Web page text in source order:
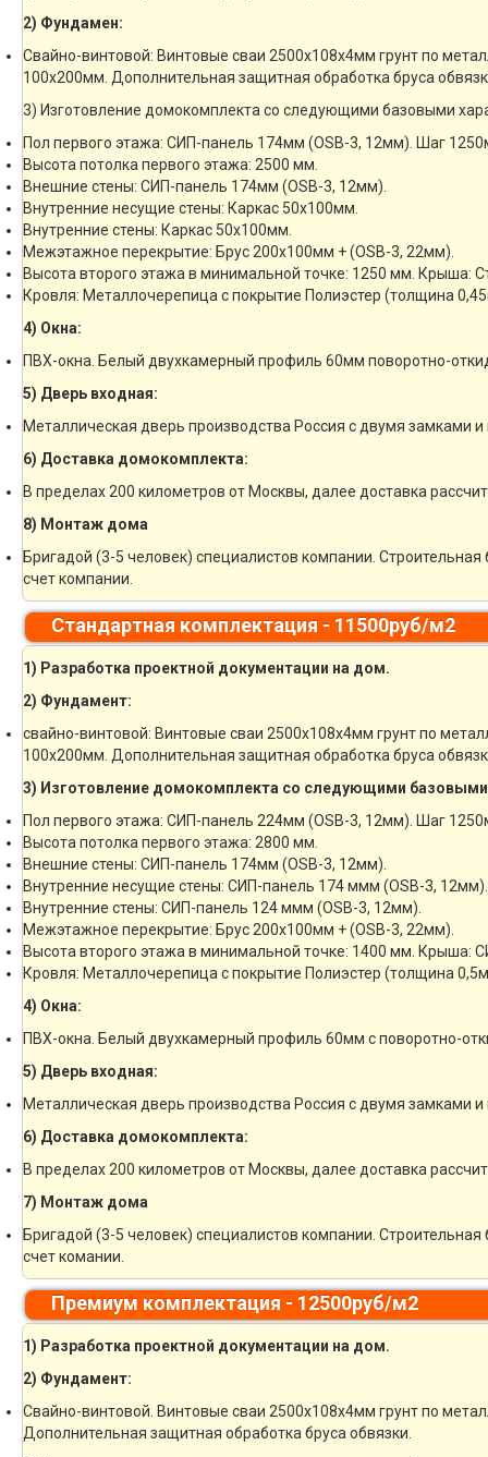
2) Фундамен:
Свайно-винтовой: Винтовые сваи 2500х108х4мм грунт по
100х200мм. Дополнительная защитная обработка бруса
3) Изготовление домокомплекта со следующими базовыми
Пол первого этажа: СИП-панель 174мм (OSB-3, 12мм). Шаг
Высота потолка первого этажа: 2500 мм.
Внешние стены: СИП-панель 174мм (OSB-3, 12мм).
Внутренние несущие стены: Каркас 50х100мм.
Внутренние стены: Каркас 50х100мм.
Межэтажное перекрытие: Брус 200х100мм + (OSB-3, 22мм).
Высота второго этажа в минимальной точке: 1250 мм. Крыша:
Кровля: Металлочерепица с покрытие Полиэстер (толщина
4) Окна:
ПВХ-окна. Белый двухкамерный профиль 60мм поворотно-
5) Дверь входная:
Металлическая дверь производства Россия с двумя замками и
6) Доставка домокомплекта:
В пределах 200 километров от Москвы, далее доставка
8) Монтаж дома
Бригадой (3-5 человек) специалистов компании.
счет компании.
Стандартная комплектация - 11500руб/м2
1) Разработка проектной документации на дом.
2) Фундамент:
свайно-винтовой: Винтовые сваи 2500х108х4мм грунт по
100х200мм. Дополнительная защитная обработка бруса
3) Изготовление домокомплекта со следующими базовыми
Пол первого этажа: СИП-панель 224мм (OSB-3, 12мм). Шаг
Высота потолка первого этажа: 2800 мм.
Внешние стены: СИП-панель 174мм (OSB-3, 12мм).
Внутренние несущие стены: СИП-панель 174 ммм (OSB-3, 12мм).
Внутренние стены: СИП-панель 124 ммм (OSB-3, 12мм).
Межэтажное перекрытие: Брус 200х100мм + (OSB-3, 22мм).
Высота второго этажа в минимальной точке: 1400 мм. Крыша:
Кровля: Металлочерепица с покрытие Полиэстер (толщина
4) Окна:
ПВХ-окна. Белый двухкамерный профиль 60мм с поворотно-
5) Дверь входная:
Металлическая дверь производства Россия с двумя замками и
6) Доставка домокомплекта:
В пределах 200 километров от Москвы, далее доставка
7) Монтаж дома
Бригадой (3-5 человек) специалистов компании.
счет комании.
Премиум комплектация - 12500руб/м2
1) Разработка проектной документации на дом.
2) Фундамент:
Свайно-винтовой. Винтовые сваи 2500х108х4мм грунт по
Дополнительная защитная обработка бруса обвязки.